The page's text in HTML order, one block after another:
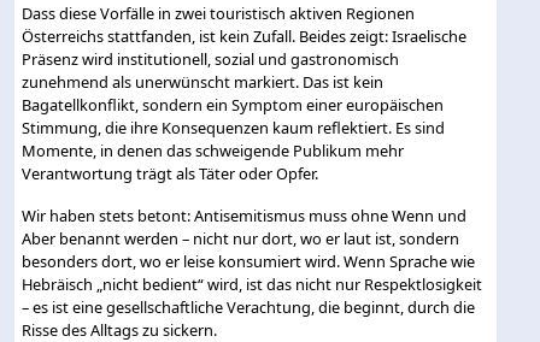
Dass diese Vorfälle in zwei touristisch aktiven Regionen
Österreichs stattfanden, ist kein Zufall. Beides zeigt: Israelische
Präsenz wird institutionell, sozial und gastronomisch
zunehmend als unerwünscht markiert. Das ist kein
Bagatellkonflikt, sondern ein Symptom einer europäischen
Stimmung, die ihre Konsequenzen kaum reflektiert. Es sind
Momente, in denen das schweigende Publikum mehr
Verantwortung trägt als Täter oder Opfer.
Wir haben stets betont: Antisemitismus muss ohne Wenn und
Aber benannt werden – nicht nur dort, wo er laut ist, sondern
besonders dort, wo er leise konsumiert wird. Wenn Sprache wie
Hebräisch „nicht bedient“ wird, ist das nicht nur Respektlosigkeit
– es ist eine gesellschaftliche Verachtung, die beginnt, durch die
Risse des Alltags zu sickern.